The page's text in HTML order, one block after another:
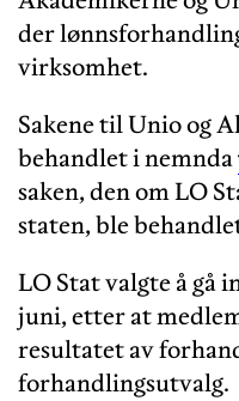
der
virksomhet.
Sakene til Unio og
behandlet i nemnda
saken, den om LO
staten, ble
LO Stat valgte å gå
juni, etter at
resultatet av
forhandlingsutvalg.